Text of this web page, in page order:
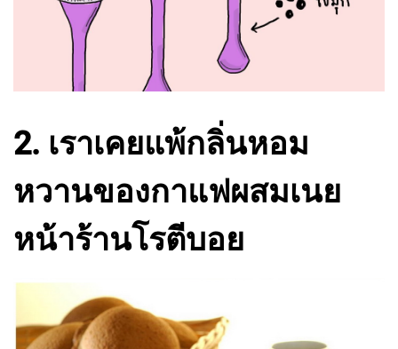
2. เราเคยแพ้กลิ่นหอม
หวานของกาแฟผสมเนย
หน้าร้านโรตีบอย